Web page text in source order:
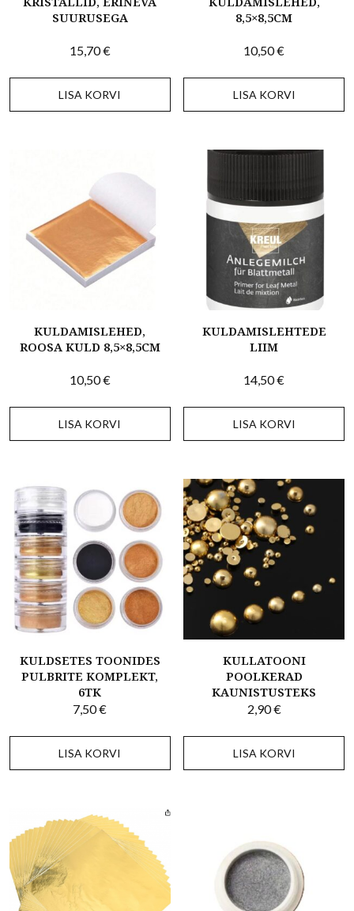
SUURUSEGA
15,70€
LISA KORVI
8,5×8,5CM
10,50€
LISA KORVI
KULDAMISLEHED,
ROOSA KULD 8,5×8,5CM
10,50€
LISA KORVI
KULDAMISLEHTEDE
LIIM
14,50€
LISA KORVI
KULDSETES TOONIDES
PULBRITE KOMPLEKT,
6TK
7,50€
LISA KORVI
KULLATOONI
POOLKERAD
KAUNISTUSTEKS
2,90€
LISA KORVI